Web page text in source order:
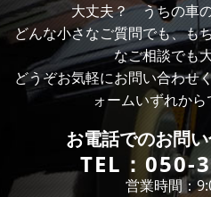
大丈夫？ うちの車
どんな小さなご質問でも、も
なご相談でも
どうぞお気軽にお問い合わせ
ォームいずれから
お電話でのお問
TEL： 050-
営業時間：